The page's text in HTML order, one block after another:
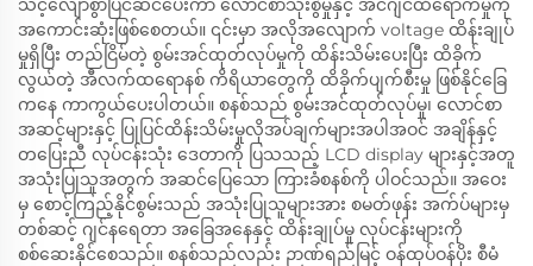
သင့်လျော်စွာပြင်ဆင်ပေးကာ လောင်စာသုံးစွဲမှုနှင့် အင်ဂျင်ထိရောက်မှုကို
အကောင်းဆုံးဖြစ်စေတယ်။ ၎င်းမှာ အလိုအလျောက် voltage ထိန်းချုပ်
မှုရှိပြီး တည်ငြိမ်တဲ့ စွမ်းအင်ထုတ်လုပ်မှုကို ထိန်းသိမ်းပေးပြီး ထိခိုက်
လွယ်တဲ့ အီလက်ထရောနစ် ကိရိယာတွေကို ထိခိုက်ပျက်စီးမှု ဖြစ်နိုင်ခြေ
ကနေ ကာကွယ်ပေးပါတယ်။ စနစ်သည် စွမ်းအင်ထုတ်လုပ်မှု၊ လောင်စာ
အဆင့်များနှင့် ပြုပြင်ထိန်းသိမ်းမှုလိုအပ်ချက်များအပါအဝင် အချိန်နှင့်
တပြေးညီ လုပ်ငန်းသုံး ဒေတာကို ပြသသည့် LCD display များနှင့်အတူ
အသုံးပြုသူအတွက် အဆင်ပြေသော ကြားခံစနစ်ကို ပါဝင်သည်။ အဝေး
မှ စောင့်ကြည့်နိုင်စွမ်းသည် အသုံးပြုသူများအား စမတ်ဖုန်း အက်ပ်များမှ
တစ်ဆင့် ဂျင်နရေတာ အခြေအနေနှင့် ထိန်းချုပ်မှု လုပ်ငန်းများကို
စစ်ဆေးနိုင်စေသည်။ စနစ်သည်လည်း ဉာဏ်ရည်မြင့် ဝန်ထုပ်ဝန်ပိုး စီမံ